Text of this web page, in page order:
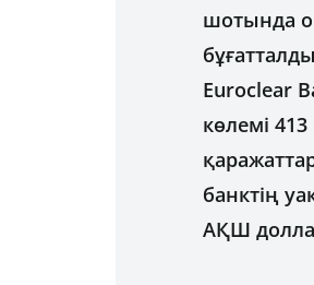
шотында
Euroclear
көлемі
банктің
АҚШ